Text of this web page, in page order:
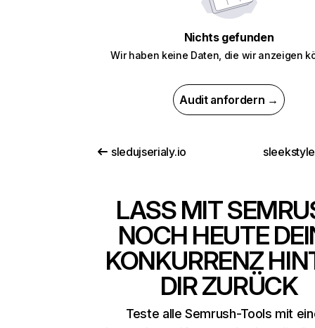
Nichts gefunden
Wir haben keine Daten, die wir anzeigen
Audit anfordern →
sledujserialy.io
LASS MIT
NOCH HEUTE
KONKURRENZ
DIR ZURÜCK
Teste alle Semrush-Tools mit